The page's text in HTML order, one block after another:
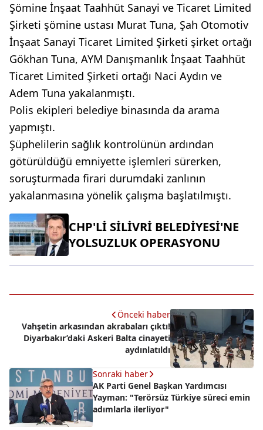
Şömine İnşaat Taahhüt Sanayi ve Ticaret Limited
Şirketi şömine ustası Murat Tuna, Şah Otomotiv
İnşaat Sanayi Ticaret Limited Şirketi şirket ortağı
Gökhan Tuna, AYM Danışmanlık İnşaat Taahhüt
Ticaret Limited Şirketi ortağı Naci Aydın ve
Adem Tuna yakalanmıştı.
Polis ekipleri belediye binasında da arama
yapmıştı.
Şüphelilerin sağlık kontrolünün ardından
götürüldüğü emniyette işlemleri sürerken,
soruşturmada firari durumdaki zanlının
yakalanmasına yönelik çalışma başlatılmıştı.
CHP'Lİ SİLİVRİ BELEDİYESİ'NE
YOLSUZLUK OPERASYONU
Önceki haber
Vahşetin arkasından akrabaları çıktı!
Diyarbakır’daki Askeri Balta cinayeti
aydınlatıldı
Sonraki haber
AK Parti Genel Başkan Yardımcısı
Yayman: "Terörsüz Türkiye süreci emin
adımlarla ilerliyor"